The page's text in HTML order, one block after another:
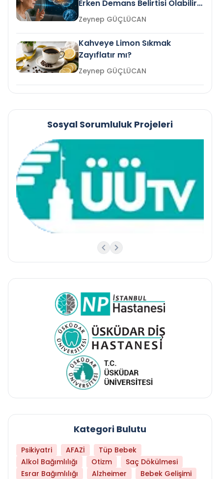
Erken Demans Belirtisi Olabilir
mi?
Zeynep GÜÇLÜCAN
Kahveye Limon Sıkmak
Zayıflatır mı?
Zeynep GÜÇLÜCAN
Sosyal Sorumluluk Projeleri
Kategori Bulutu
Psikiyatri AFAZİ
Tüp Bebek
Alkol Bağımlılığı
Otizm
Saç Dökülmesi
Esrar Bağımlılığı
Alzheimer
Bebek Gelişimi